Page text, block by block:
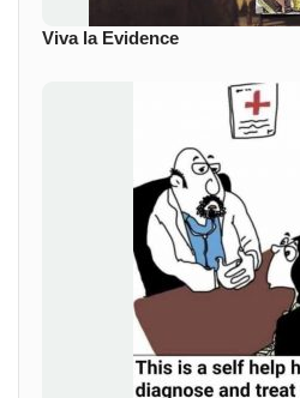
Viva la Evidence